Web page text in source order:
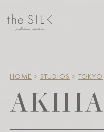
HOME > STUDIOS > TOKYO